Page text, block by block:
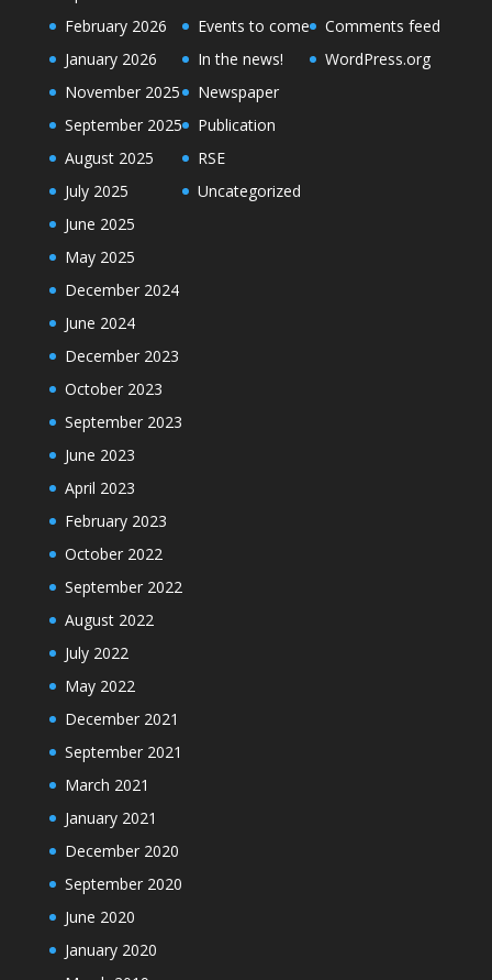
February 2026
January 2026
November 2025
September 2025
August 2025
July 2025
June 2025
May 2025
December 2024
June 2024
December 2023
October 2023
September 2023
June 2023
April 2023
February 2023
October 2022
September 2022
August 2022
July 2022
May 2022
December 2021
September 2021
March 2021
January 2021
December 2020
September 2020
June 2020
January 2020
Events to come
In the news!
Newspaper
Publication
RSE
Uncategorized
Comments feed
WordPress.org